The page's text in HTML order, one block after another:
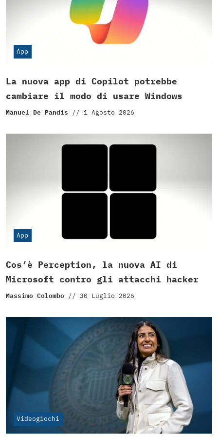
App
La nuova app di Copilot potrebbe
cambiare il modo di usare Windows
Manuel De Pandis // 1 Agosto 2026
App
Cos’è Perception, la nuova AI di
Microsoft contro gli attacchi hacker
Massimo Colombo // 30 Luglio 2026
Videogiochi